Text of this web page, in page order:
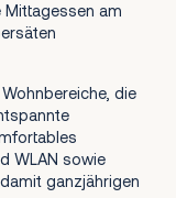
Mittagessen am
die
WLAN sowie
ganzjährigen